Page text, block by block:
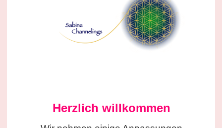
Herzlich willkommen